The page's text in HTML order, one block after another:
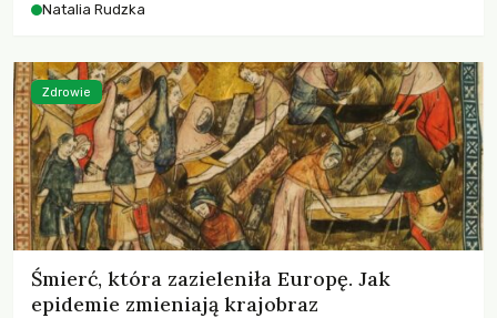
zdarzeń prowadzących do biologicznej śmierci rzeki.
Natalia Rudzka
Śmierć, która zazieleniła Europę. Jak
epidemie zmieniają krajobraz
Zdrowie